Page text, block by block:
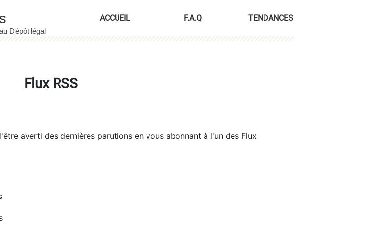
ACCUEIL F.A.Q TENDANCES
Flux RSS
averti des dernières parutions en vous abonnant à l'un des Flux